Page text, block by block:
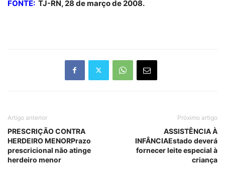
FONTE: TJ-RN, 28 de março de 2008.
Artigo anterior
PRESCRIÇÃO CONTRA
HERDEIRO MENORPrazo
prescricional não atinge
herdeiro menor
Próximo artigo
ASSISTÊNCIA À
INFÂNCIAEstado deverá
fornecer leite especial à
criança